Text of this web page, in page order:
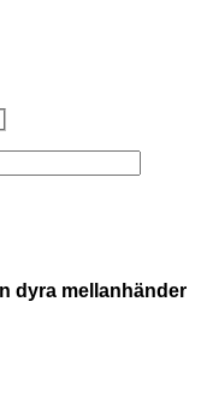
dyra mellanhänder